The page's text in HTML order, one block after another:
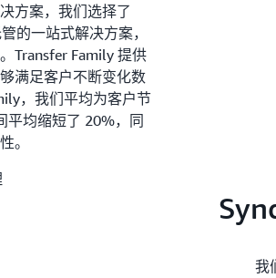
方案，我们选择了
的一站式解决方案，
Transfer Family 提供
满足客户不断变化数
，我们平均为客户节
平均缩短了 20%，同
。
我